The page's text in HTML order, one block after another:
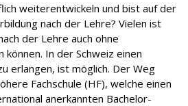
weiterentwickeln und bist auf der
nach der Lehre? Vielen ist
der Lehre auch ohne
In der Schweiz einen
erlangen, ist möglich. Der Weg
Fachschule (HF), welche einen
anerkannten Bachelor-